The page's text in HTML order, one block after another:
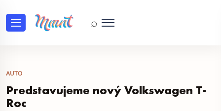
⌕
AUTO
Predstavujeme nový Volkswagen T-
Roc